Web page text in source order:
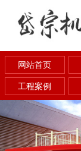
网站首页
工程案例